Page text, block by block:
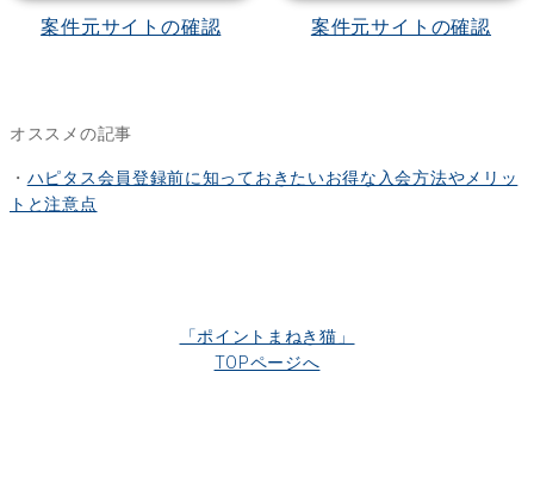
案件元サイトの確認 案件元サイトの確認
オススメの記事
・ ハピタス会員登録前に知っておきたいお得な入会方法やメリッ
トと注意点
「ポイントまねき猫」
TOPページへ